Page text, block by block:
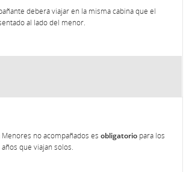
deberá viajar en la misma cabina que el
al lado del menor.
no acompañados es obligatorio para los
que viajan solos.